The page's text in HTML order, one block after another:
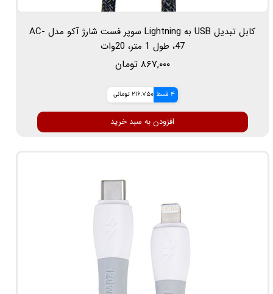
کابل تبدیل USB به Lightning سوپر فست شارژ آکو مدل AC-
47، طول 1 متر، 20وات
۸۶۷,۰۰۰ تومان
4 قسط 216,750 تومانی
افزودن به سبد خرید